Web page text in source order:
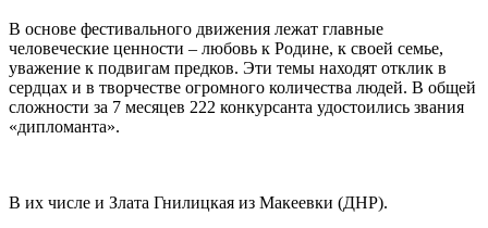
В основе фестивального движения лежат главные
человеческие ценности – любовь к Родине, к своей семье,
уважение к подвигам предков. Эти темы находят отклик в
сердцах и в творчестве огромного количества людей. В общей
сложности за 7 месяцев 222 конкурсанта удостоились звания
«дипломанта».
В их числе и Злата Гнилицкая из Макеевки (ДНР).